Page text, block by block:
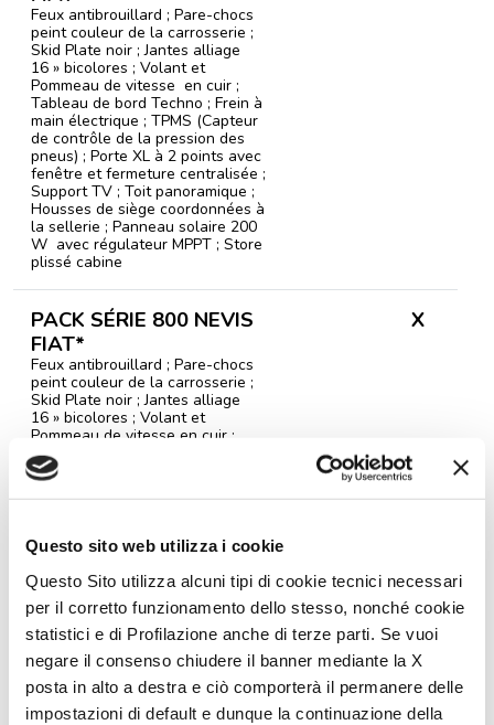
Questo sito web utilizza i cookie
Questo Sito utilizza alcuni tipi di cookie tecnici necessari
per il corretto funzionamento dello stesso, nonché cookie
statistici e di Profilazione anche di terze parti. Se vuoi
negare il consenso chiudere il banner mediante la X
posta in alto a destra e ciò comporterà il permanere delle
impostazioni di default e dunque la continuazione della
Feux antibrouillard ; Pare-chocs
peint couleur de la carrosserie ;
Skid Plate noir ; Jantes alliage
16 » bicolores ; Volant et
Pommeau de vitesse en cuir ;
Tableau de bord Techno ; Frein à
main électrique ; TPMS (Capteur
de contrôle de la pression des
pneus) ; Porte XL à 2 points avec
fenêtre et fermeture centralisée ;
Support TV ; Toit panoramique ;
Housses de siège coordonnées à
la sellerie ; Panneau solaire 200
W avec régulateur MPPT ; Store
plissé cabine
PACK SÉRIE 800 NEVIS
FIAT*
Feux antibrouillard ; Pare-chocs
peint couleur de la carrosserie ;
Skid Plate noir ; Jantes alliage
16 » bicolores ; Volant et
Pommeau de vitesse en cuir ;
Tableau de bord Techno ; Frein à
main électrique ; TPMS (Capteur
de contrôle de la pression des
pneus); Porte XL à 2 points avec
Support TV ; Panneau solaire 200
W avec régulateur MPPT ; Store
plissé cabine
X
PACK MATIC FIAT –
Pack Série 800 Mc4 Fiat
ou Pack Série 800 Nevis
Fiat obligatoires
X